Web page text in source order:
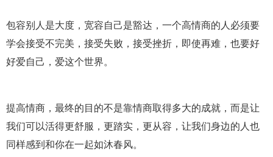
包容别人是大度，宽容自己是豁达，一个高情商的人必须要
学会接受不完美，接受失败，接受挫折，即使再难，也要好
好爱自己，爱这个世界。
提高情商，最终的目的不是靠情商取得多大的成就，而是让
我们可以活得更舒服，更踏实，更从容，让我们身边的人也
同样感到和你在一起如沐春风。